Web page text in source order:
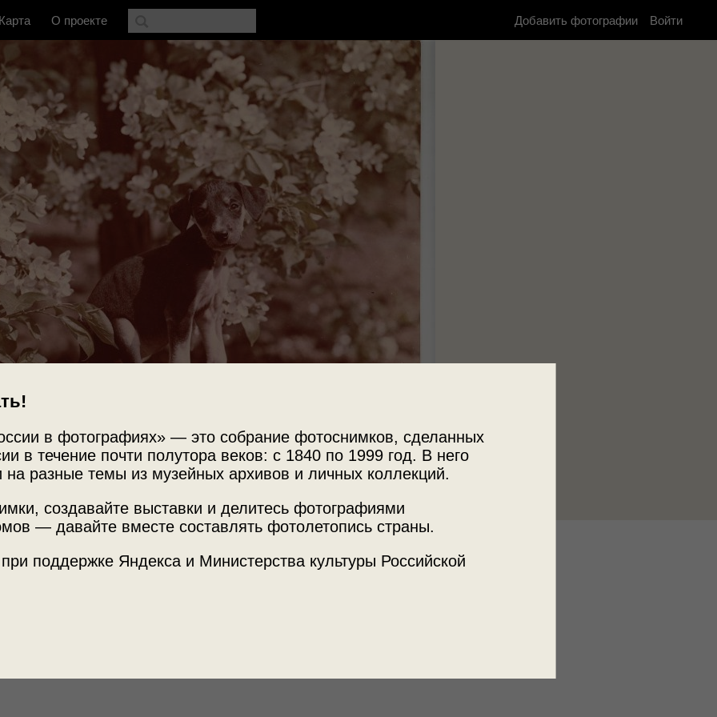
в фотографиях» — это собрание фотоснимков, сделанных
в течение почти полутора веков: с 1840 по 1999 год. В него
на разные темы из музейных архивов и личных коллекций.
создавайте выставки и делитесь фотографиями
— давайте вместе составлять фотолетопись страны.
поддержке Яндекса и Министерства культуры Российской
Карта О проекте Добавить фотографии Войти